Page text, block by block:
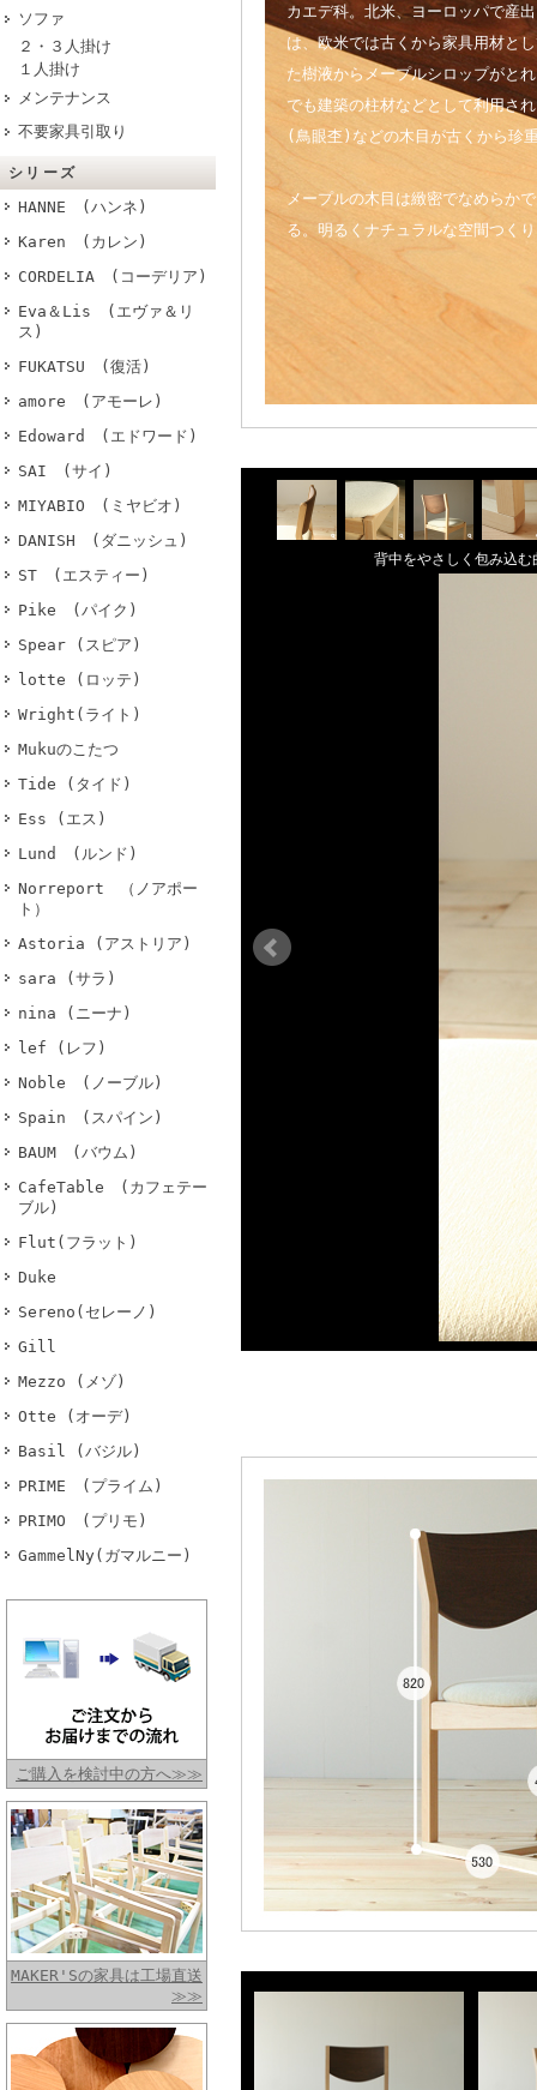
ソファ
２・３人掛け
１人掛け
メンテナンス
不要家具引取り
シリーズ
HANNE (ハンネ)
Karen (カレン)
CORDELIA (コーデリア)
Eva＆Lis (エヴァ＆リ
ス)
FUKATSU (復活)
amore (アモーレ)
Edoward (エドワード)
SAI (サイ)
MIYABIO (ミヤビオ)
DANISH (ダニッシュ)
ST (エスティー)
Pike (パイク)
Spear (スピア)
lotte (ロッテ)
Wright(ライト)
Mukuのこたつ
Tide (タイド)
Ess (エス)
Lund (ルンド)
Norreport （ノアポー
ト）
Astoria (アストリア)
sara (サラ)
nina (ニーナ)
lef (レフ)
Noble (ノーブル)
Spain (スパイン)
BAUM (バウム)
CafeTable (カフェテー
ブル)
Flut(フラット)
Duke
Sereno(セレーノ)
Gill
Mezzo (メゾ)
Otte (オーデ)
Basil (バジル)
PRIME (プライム)
PRIMO (プリモ)
GammelNy(ガマルニー)
ご購入を検討中の方へ≫≫
MAKER'Sの家具は工場直送
≫≫
カエデ科。北米、ヨーロッパで産
は、欧米では古くから家具用材と
た樹液からメープルシロップがと
でも建築の柱材などとして利用さ
(鳥眼杢)などの木目が古くから珍
メープルの木目は緻密でなめらか
る。明るくナチュラルな空間つく
背中をやさしく包み込